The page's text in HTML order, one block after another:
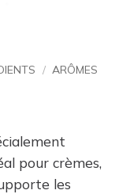
/ ARÔMES
pour crèmes,
les